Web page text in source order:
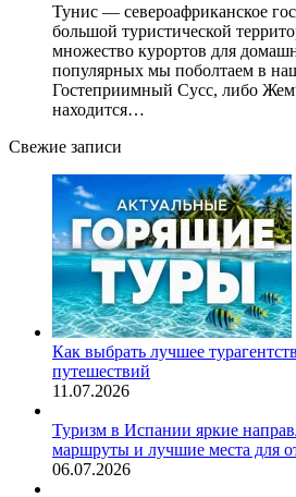
Тунис — североафриканское
большой туристической
множество курортов для
популярных мы поболтаем в
Гостеприимный Сусс, либо
находится…
Свежие записи
Как выбрать лучшее
путешествий
11.07.2026
Туризм в Испании яркие
маршруты и лучшие места для
06.07.2026